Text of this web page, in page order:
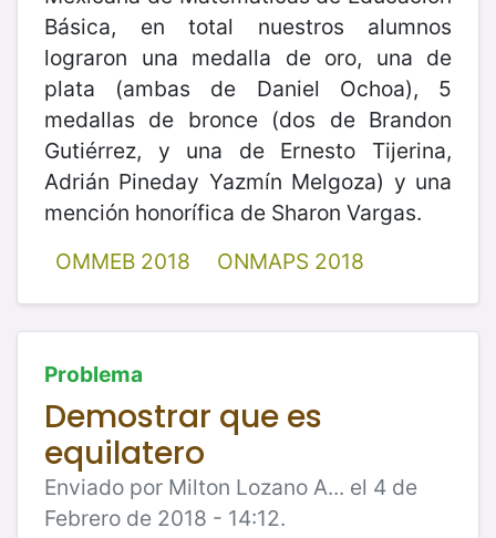
Básica, en total nuestros alumnos
lograron una medalla de oro, una de
plata (ambas de Daniel Ochoa), 5
medallas de bronce (dos de Brandon
Gutiérrez, y una de Ernesto Tijerina,
Adrián Pineday Yazmín Melgoza) y una
mención honorífica de Sharon Vargas.
OMMEB 2018
ONMAPS 2018
Problema
Demostrar que es
equilatero
Enviado por Milton Lozano A... el 4 de
Febrero de 2018 - 14:12.